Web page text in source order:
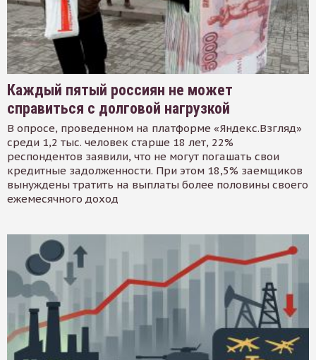
Каждый пятый россиян не может
справиться с долговой нагрузкой
В опросе, проведенном на платформе «Яндекс.Взгляд»
среди 1,2 тыс. человек старше 18 лет, 22%
респондентов заявили, что не могут погашать свои
кредитные задолженности. При этом 18,5% заемщиков
вынуждены тратить на выплаты более половины своего
ежемесячного доход